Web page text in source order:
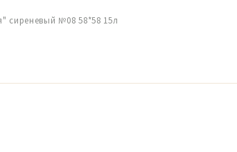
сиреневый №08 58*58 15л